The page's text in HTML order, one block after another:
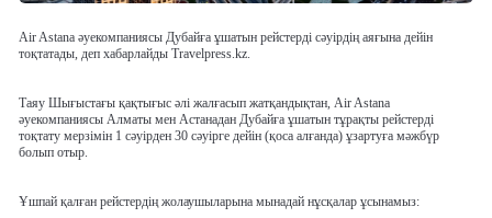
Air Astana әуекомпаниясы Дубайға ұшатын рейстерді сәуірдің аяғына дейін
тоқтатады, деп хабарлайды Travelpress.kz.
Таяу Шығыстағы қақтығыс әлі жалғасып жатқандықтан, Air Astana
әуекомпаниясы Алматы мен Астанадан Дубайға ұшатын тұрақты рейстерді
тоқтату мерзімін 1 сәуірден 30 сәуірге дейін (қоса алғанда) ұзартуға мәжбүр
болып отыр.
Ұшпай қалған рейстердің жолаушыларына мынадай нұсқалар ұсынамыз: